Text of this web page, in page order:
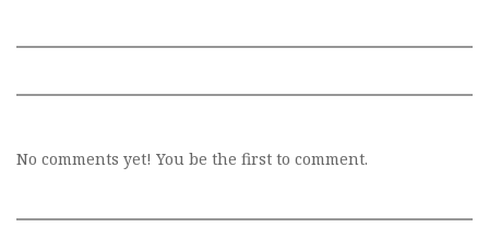
No comments yet! You be the first to comment.